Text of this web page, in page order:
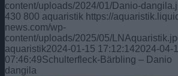
content/uploads/2024/01/Danio-
430 800 aquaristik https://
news.com/wp-
content/uploads/2025/05/
aquaristik2024-01-15 17:12:142024-04-
07:46:49Schulterfleck-Bärbling – Danio
dangila